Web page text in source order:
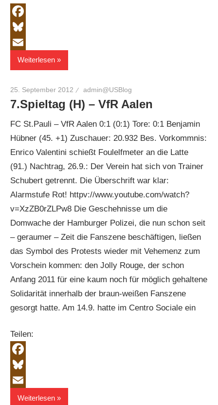
Facebook
Bluesky
Email
Weiterlesen
25. September 2012 admin@USBlog
7.Spieltag (H) – VfR Aalen
FC St.Pauli – VfR Aalen 0:1 (0:1) Tore: 0:1 Benjamin
Hübner (45. +1) Zuschauer: 20.932 Bes. Vorkommnis:
Enrico Valentini schießt Foulelfmeter an die Latte
(91.) Nachtrag, 26.9.: Der Verein hat sich von Trainer
Schubert getrennt. Die Überschrift war klar:
Alarmstufe Rot! httpv://www.youtube.com/watch?
v=XzZB0rZLPw8 Die Geschehnisse um die
Domwache der Hamburger Polizei, die nun schon seit
– geraumer – Zeit die Fanszene beschäftigen, ließen
das Symbol des Protests wieder mit Vehemenz zum
Vorschein kommen: den Jolly Rouge, der schon
Anfang 2011 für eine kaum noch für möglich gehaltene
Solidarität innerhalb der braun-weißen Fanszene
gesorgt hatte. Am 14.9. hatte im Centro Sociale ein
Teilen:
Facebook
Bluesky
Email
Weiterlesen